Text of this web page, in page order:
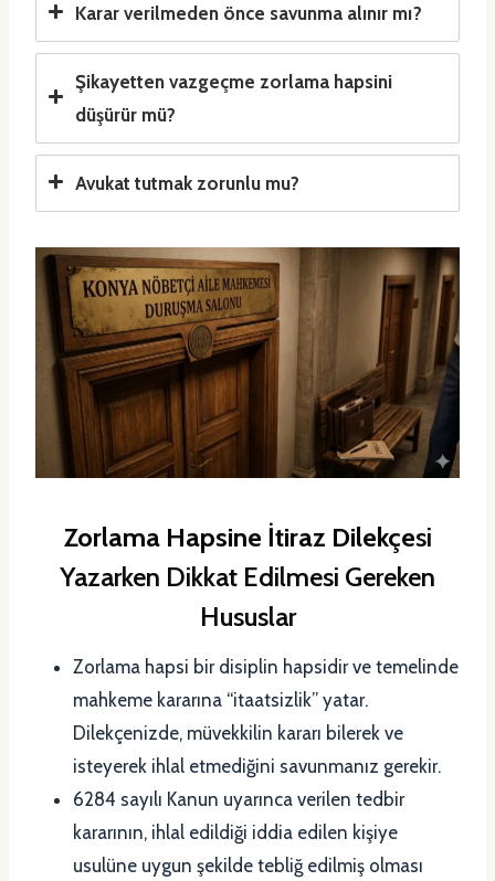
Karar verilmeden önce savunma alınır mı?
Şikayetten vazgeçme zorlama hapsini
düşürür mü?
Avukat tutmak zorunlu mu?
Zorlama Hapsine İtiraz Dilekçesi
Yazarken Dikkat Edilmesi Gereken
Hususlar
Zorlama hapsi bir disiplin hapsidir ve temelinde
mahkeme kararına “itaatsizlik” yatar.
Dilekçenizde, müvekkilin kararı bilerek ve
isteyerek ihlal etmediğini savunmanız gerekir.
6284 sayılı Kanun uyarınca verilen tedbir
kararının, ihlal edildiği iddia edilen kişiye
usulüne uygun şekilde tebliğ edilmiş olması